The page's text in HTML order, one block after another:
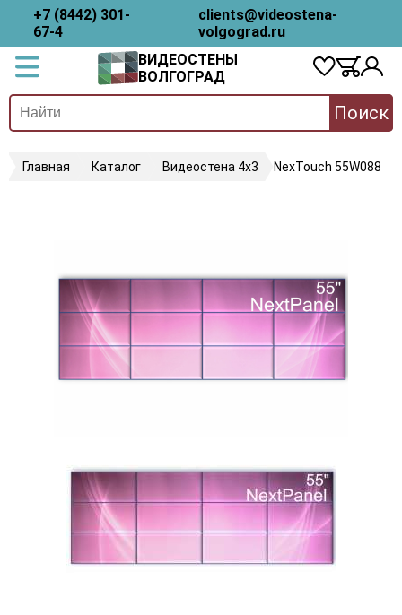
+7 (8442) 301-
67-4
clients@videostena-
volgograd.ru
ВИДЕОСТЕНЫ
ВОЛГОГРАД
Поиск
Главная Каталог Видеостена 4х3 NexTouch 55W088